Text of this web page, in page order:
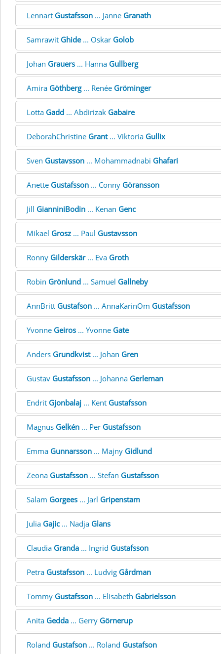
Lennart Gustafsson ... Janne Granath
Samrawit Ghide... Oskar Golob
Johan Grauers ... Hanna Gullberg
Amira Göthberg... Renée Gröminger
Lotta Gadd ... Abdirizak Gabaire
DeborahChristine Grant... Viktoria Gullix
Sven Gustavsson ... Mohammadnabi Ghafari
Anette Gustafsson ... Conny Göransson
Jill GianniniBodin ... Kenan Genc
Mikael Grosz ... Paul Gustavsson
Ronny Gilderskär... Eva Groth
Robin Grönlund ... Samuel Gallneby
AnnBritt Gustafson ... AnnaKarinOm Gustafsson
Yvonne Geiros ... Yvonne Gate
Anders Grundkvist... Johan Gren
Gustav Gustafsson ... Johanna Gerleman
Endrit Gjonbalaj ... Kent Gustafsson
Magnus Gelkén ... Per Gustafsson
Emma Gunnarsson ... Majny Gidlund
Zeona Gustafsson ... Stefan Gustafsson
Salam Gorgees ... Jarl Gripenstam
Julia Gajic... Nadja Glans
Claudia Granda ... Ingrid Gustafsson
Petra Gustafsson ... Ludvig Gårdman
Tommy Gustafsson ... Elisabeth Gabrielsson
Anita Gedda ... Gerry Görnerup
Roland Gustafson ... Roland Gustafson